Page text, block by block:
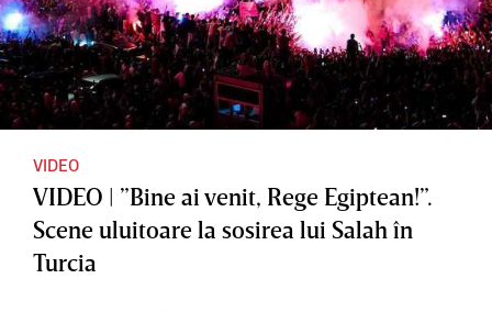
VIDEO
VIDEO | ”Bine ai venit, Rege Egiptean!”.
Scene uluitoare la sosirea lui Salah în
Turcia